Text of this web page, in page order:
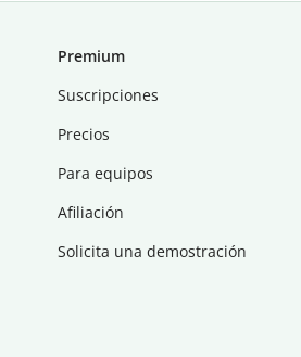
Premium
Suscripciones
Precios
Para equipos
Afiliación
Solicita una demostración